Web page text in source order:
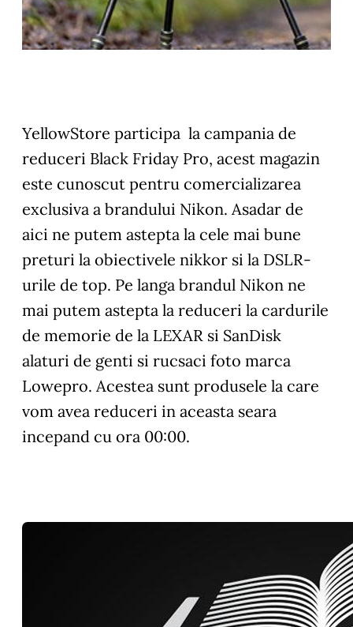
YellowStore participa la campania de
reduceri Black Friday Pro, acest magazin
este cunoscut pentru comercializarea
exclusiva a brandului Nikon. Asadar de
aici ne putem astepta la cele mai bune
preturi la obiectivele nikkor si la DSLR-
urile de top. Pe langa brandul Nikon ne
mai putem astepta la reduceri la cardurile
de memorie de la LEXAR si SanDisk
alaturi de genti si rucsaci foto marca
Lowepro. Acestea sunt produsele la care
vom avea reduceri in aceasta seara
incepand cu ora 00:00.